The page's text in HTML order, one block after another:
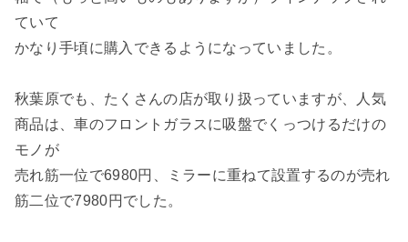
ていて
かなり手頃に購入できるようになっていました。
秋葉原でも、たくさんの店が取り扱っていますが、人気
商品は、車のフロントガラスに吸盤でくっつけるだけの
モノが
売れ筋一位で6980円、ミラーに重ねて設置するのが売れ
筋二位で7980円でした。